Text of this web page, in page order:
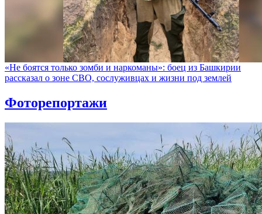
«Не боятся только зомби и наркоманы»: боец из Башкирии
рассказал о зоне СВО, сослуживцах и жизни под землей
Фоторепортажи